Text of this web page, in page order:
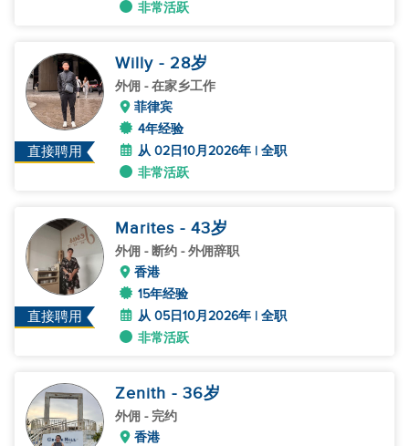
非常活跃
直接聘用
Willy - 28岁
外佣 - 在家乡工作
菲律宾
4年经验
从 02日10月2026年 | 全职
非常活跃
直接聘用
Marites - 43岁
外佣 - 断约 - 外佣辞职
香港
15年经验
从 05日10月2026年 | 全职
非常活跃
Zenith - 36岁
外佣 - 完约
香港